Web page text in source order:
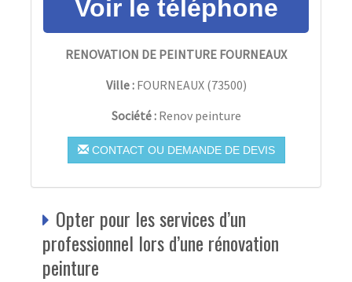
RENOVATION DE PEINTURE FOURNEAUX
Ville : FOURNEAUX(73500)
Société : Renov peinture
CONTACT OU DEMANDE DE DEVIS
Opter pour les services d’un
professionnel lors d’une rénovation
peinture